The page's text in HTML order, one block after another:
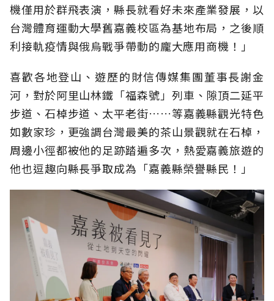
機僅用於群飛表演，縣長就看好未來產業發展，以
台灣體育運動大學舊嘉義校區為基地布局，之後順
利接軌疫情與俄烏戰爭帶動的龐大應用商機！」
喜歡各地登山、遊歷的財信傳媒集團董事長謝金
河，對於阿里山林鐵「福森號」列車、隙頂二延平
步道、石棹步道、太平老街……等嘉義縣觀光特色
如數家珍，更強調台灣最美的茶山景觀就在石棹，
周邊小徑都被他的足跡踏遍多次，熱愛嘉義旅遊的
他也逗趣向縣長爭取成為「嘉義縣榮譽縣民！」